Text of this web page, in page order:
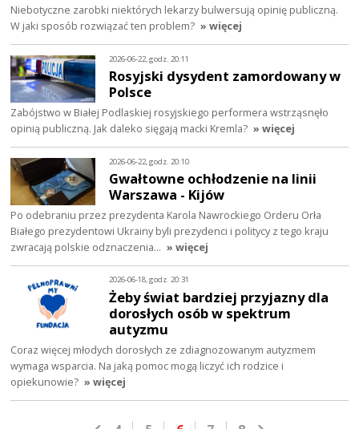
Niebotyczne zarobki niektórych lekarzy bulwersują opinię publiczną.
W jaki sposób rozwiązać ten problem? » więcej
2026-06-22, godz. 20:11
Rosyjski dysydent zamordowany w
Polsce
Zabójstwo w Białej Podlaskiej rosyjskiego performera wstrząsnęło
opinią publiczną. Jak daleko sięgają macki Kremla? » więcej
2026-06-22, godz. 20:10
Gwałtowne ochłodzenie na linii
Warszawa - Kijów
Po odebraniu przez prezydenta Karola Nawrockiego Orderu Orła
Białego prezydentowi Ukrainy byli prezydenci i politycy z tego kraju
zwracają polskie odznaczenia… » więcej
2026-06-18, godz. 20:31
Żeby świat bardziej przyjazny dla
dorosłych osób w spektrum
autyzmu
Coraz więcej młodych dorosłych ze zdiagnozowanym autyzmem
wymaga wsparcia. Na jaką pomoc mogą liczyć ich rodzice i
opiekunowie? » więcej